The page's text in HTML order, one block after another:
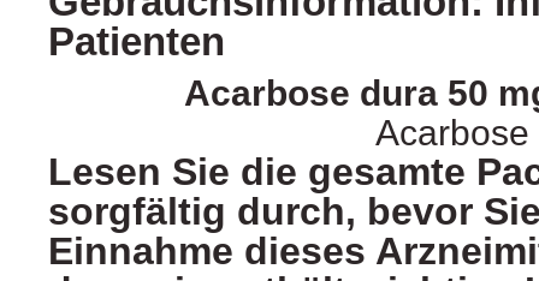
Patienten
Acarbose dura 50
Acarbose
Lesen Sie die gesamte
sorgfältig durch, bevor
Einnahme dieses